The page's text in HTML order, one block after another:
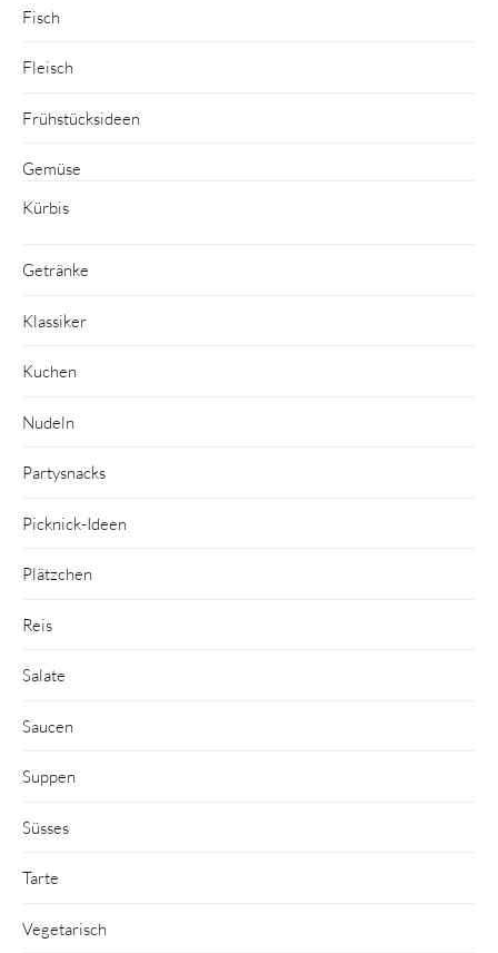
Fisch
Fleisch
Frühstücksideen
Gemüse
Kürbis
Getränke
Klassiker
Kuchen
Nudeln
Partysnacks
Picknick-Ideen
Plätzchen
Reis
Salate
Saucen
Suppen
Süsses
Tarte
Vegetarisch